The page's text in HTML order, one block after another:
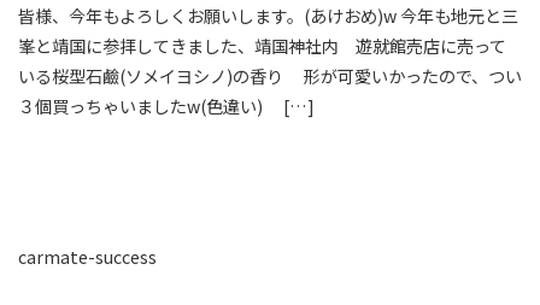
皆様、今年もよろしくお願いします。(あけおめ)w 今年も地元と三
峯と靖国に参拝してきました、靖国神社内 遊就館売店に売って
いる桜型石鹼(ソメイヨシノ)の香り 形が可愛いかったので、つい
３個買っちゃいましたw(色違い) […]
carmate-success